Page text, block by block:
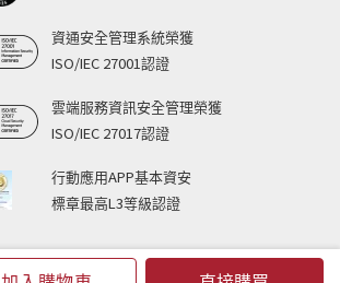
資通安全管理系統榮獲
ISO/IEC 27001認證
雲端服務資訊安全管理榮獲
ISO/IEC 27017認證
行動應用APP基本資安
標章最高L3等級認證